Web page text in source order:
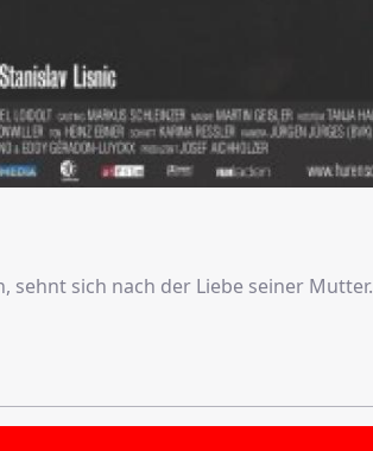
sich nach der Liebe seiner Mutter.